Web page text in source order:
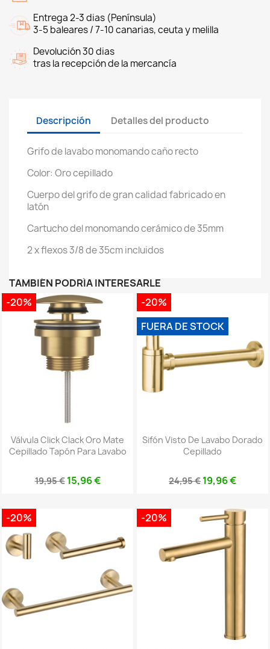
Entrega 2-3 dias (Península)
3-5 baleares / 7-10 canarias, ceuta y melilla
Devolución 30 dias
tras la recepción de la mercancía
Descripción Detalles del producto
Grifo de lavabo monomando caño recto
Color: Oro cepillado
Cuerpo del grifo de gran calidad fabricado en
latón
Cartucho del monomando cerámico de 35mm
2 x flexos 3/8 de 35cm incluidos
TAMBIÉN PODRÍA INTERESARLE
Válvula Click Clack Oro Mate
Cepillado Tapón Para Lavabo
19,95 € 15,96 €
-20%
Sifón Visto De Lavabo Dorado
Cepillado
24,95 € 19,96 €
-20%
FUERA DE STOCK
-20% -20%